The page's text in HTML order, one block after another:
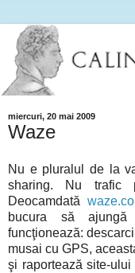
miercuri, 20 mai 2009
Waze
Nu e pluralul de la
sharing. Nu trafic
Deocamdată
bucura să
funcţionează:
musai cu GPS,
şi raportează site-